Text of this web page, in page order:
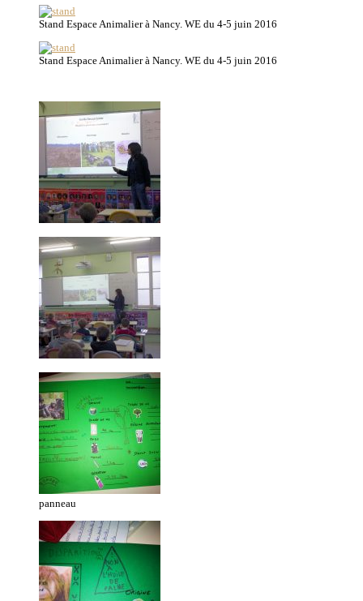
Stand Espace Animalier à Nancy. WE du 4-5 juin 2016
Stand Espace Animalier à Nancy. WE du 4-5 juin 2016
panneau